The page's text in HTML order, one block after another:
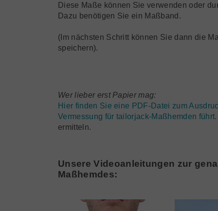
Diese Maße können Sie verwenden oder
Dazu benötigen Sie ein Maßband.
(Im nächsten Schritt können Sie dann die
speichern).
Wer lieber erst Papier mag:
Hier finden Sie eine PDF-Datei zum
Vermessung für tailorjack-Maßhemden
ermitteln.
Unsere Videoanleitungen zur
Maßhemdes: